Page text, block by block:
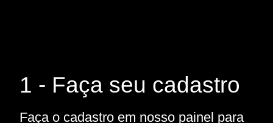
1 - Faça seu cadastro
Faça o cadastro em nosso painel para